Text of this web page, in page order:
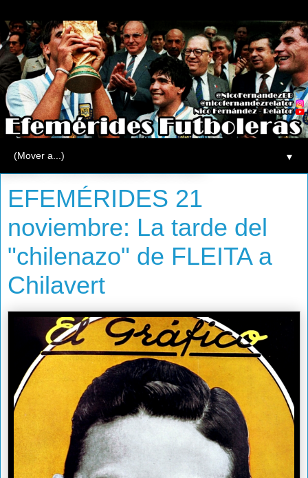
▼
jueves, 21 de noviembre de 2013
EFEMÉRIDES 21
noviembre: La tarde del
"chilenazo" de FLEITA a
Chilavert